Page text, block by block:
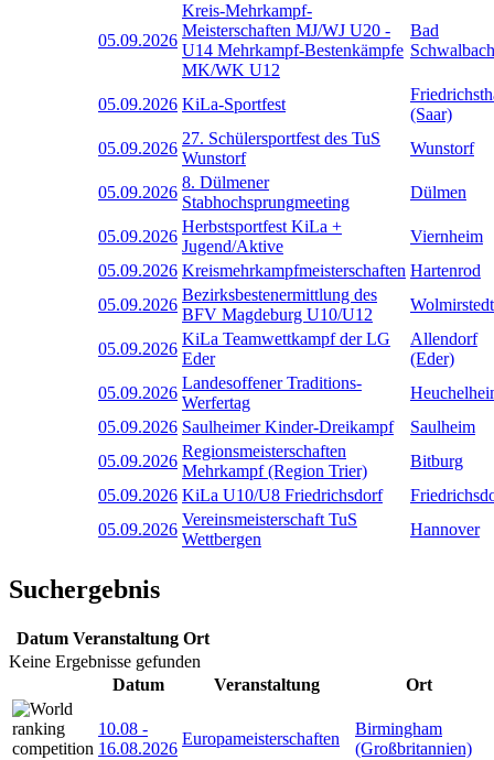
05.09.2026
Kreis-Mehrkampf-
Meisterschaften MJ/WJ U20 -
U14 Mehrkampf-Bestenkämpfe
MK/WK U12
Bad
Schwalbach
05.09.2026 KiLa-Sportfest
(Saar)
05.09.2026
27. Schülersportfest des TuS
Wunstorf
Wunstorf
05.09.2026
8. Dülmener
Stabhochsprungmeeting
Dülmen
05.09.2026
Herbstsportfest KiLa +
Jugend/Aktive
Viernheim
05.09.2026 Kreismehrkampfmeisterschaften Hartenrod
05.09.2026
Bezirksbestenermittlung des
BFV Magdeburg U10/U12
Wolmirstedt
05.09.2026
KiLa Teamwettkampf der LG
Eder
Allendorf
(Eder)
05.09.2026
Landesoffener Traditions-
Werfertag
05.09.2026 Saulheimer Kinder-Dreikampf
Saulheim
05.09.2026
Regionsmeisterschaften
Mehrkampf (Region Trier)
Bitburg
05.09.2026 KiLa U10/U8 Friedrichsdorf
05.09.2026
Vereinsmeisterschaft TuS
Wettbergen
Hannover
Suchergebnis
Datum Veranstaltung Ort
Keine Ergebnisse gefunden
Datum
Veranstaltung Ort
10.08 -
16.08.2026
Europameisterschaften
Birmingham
(Großbritannien)